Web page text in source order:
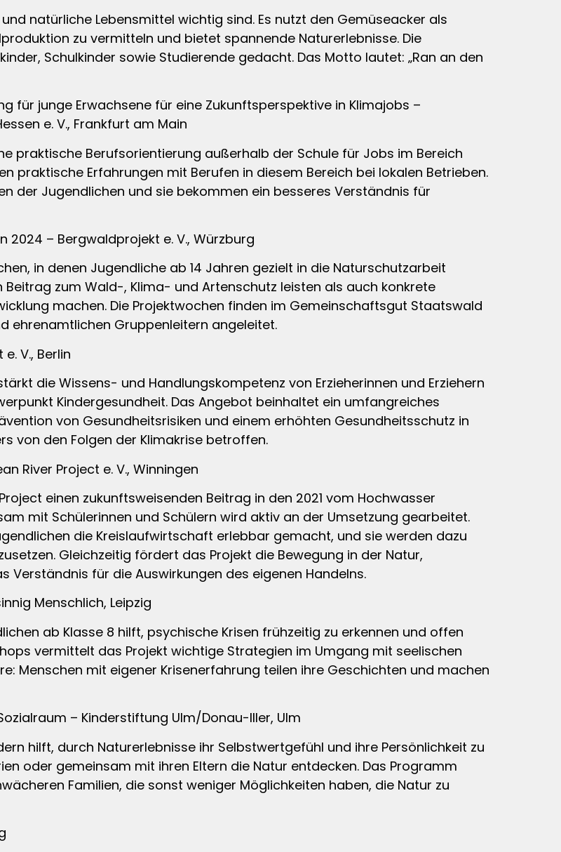
natürliche Lebensmittel wichtig sind. Es nutzt den Gemüseacker als
zu vermitteln und bietet spannende Naturerlebnisse. Die
Schulkinder sowie Studierende gedacht. Das Motto lautet: „Ran an den
für junge Erwachsene für eine Zukunftsperspektive in Klimajobs –
e. V., Frankfurt am Main
praktische Berufsorientierung außerhalb der Schule für Jobs im Bereich
praktische Erfahrungen mit Berufen in diesem Bereich bei lokalen Betrieben.
der Jugendlichen und sie bekommen ein besseres Verständnis für
– Bergwaldprojekt e. V., Würzburg
in denen Jugendliche ab 14 Jahren gezielt in die Naturschutzarbeit
zum Wald-, Klima- und Artenschutz leisten als auch konkrete
machen. Die Projektwochen finden im Gemeinschaftsgut Staatswald
ehrenamtlichen Gruppenleitern angeleitet.
V., Berlin
die Wissens- und Handlungskompetenz von Erzieherinnen und Erziehern
Kindergesundheit. Das Angebot beinhaltet ein umfangreiches
von Gesundheitsrisiken und einem erhöhten Gesundheitsschutz in
von den Folgen der Klimakrise betroffen.
River Project e. V., Winningen
einen zukunftsweisenden Beitrag in den 2021 vom Hochwasser
mit Schülerinnen und Schülern wird aktiv an der Umsetzung gearbeitet.
die Kreislaufwirtschaft erlebbar gemacht, und sie werden dazu
Gleichzeitig fördert das Projekt die Bewegung in der Natur,
Verständnis für die Auswirkungen des eigenen Handelns.
Menschlich, Leipzig
ab Klasse 8 hilft, psychische Krisen frühzeitig zu erkennen und offen
vermittelt das Projekt wichtige Strategien im Umgang mit seelischen
Menschen mit eigener Krisenerfahrung teilen ihre Geschichten und machen
– Kinderstiftung Ulm/Donau-Iller, Ulm
hilft, durch Naturerlebnisse ihr Selbstwertgefühl und ihre Persönlichkeit zu
oder gemeinsam mit ihren Eltern die Natur entdecken. Das Programm
Familien, die sonst weniger Möglichkeiten haben, die Natur zu